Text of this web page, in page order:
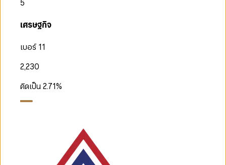
5
เศรษฐกิจ
เบอร์ 11
2,230
คิดเป็น2.71%